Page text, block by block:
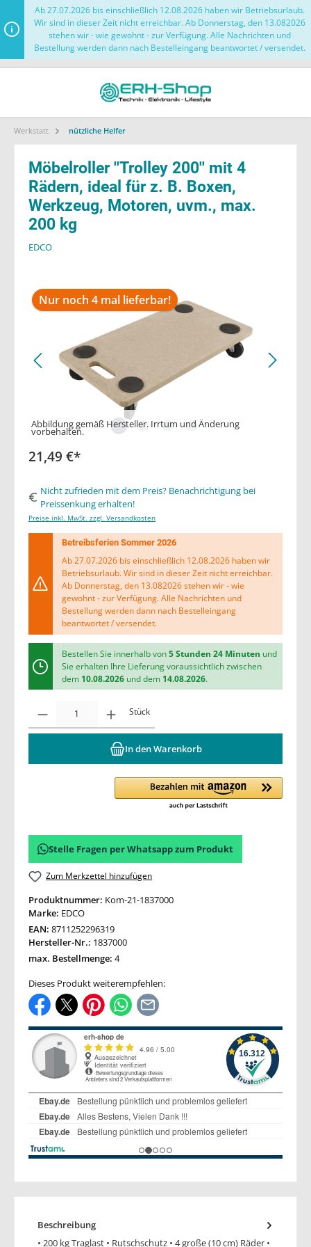
Ab 27.07.2026 bis einschließlich 12.08.2026 haben wir Betriebsurlaub.
Wir sind in dieser Zeit nicht erreichbar. Ab Donnerstag, den 13.082026
stehen wir - wie gewohnt - zur Verfügung. Alle Nachrichten und
Bestellung werden dann nach Bestelleingang beantwortet / versendet.
Werkstatt nützliche Helfer
Möbelroller ''Trolley 200'' mit 4
Rädern, ideal für z. B. Boxen,
Werkzeug, Motoren, uvm., max.
200 kg
EDCO
Nur noch 4 mal lieferbar!
Abbildung gemäß Hersteller. Irrtum und Änderung
vorbehalten.
21,49 €*
Nicht zufrieden mit dem Preis? Benachrichtigung bei
Preissenkung erhalten!
Preise inkl. MwSt. zzgl. Versandkosten
Betreibsferien Sommer 2026
Ab 27.07.2026 bis einschließlich 12.08.2026 haben wir
Betriebsurlaub. Wir sind in dieser Zeit nicht erreichbar.
Ab Donnerstag, den 13.082026 stehen wir - wie
gewohnt - zur Verfügung. Alle Nachrichten und
Bestellung werden dann nach Bestelleingang
beantwortet / versendet.
Bestellen Sie innerhalb von5 Stunden 24 Minuten und
Sie erhalten Ihre Lieferung voraussichtlich zwischen
dem 10.08.2026und dem 14.08.2026.
Stück
In den Warenkorb
Stelle Fragen per Whatsapp zum Produkt
Zum Merkzettel hinzufügen
Produktnummer: Kom-21-1837000
Marke: EDCO
EAN: 8711252296319
Hersteller-Nr.: 1837000
max. Bestellmenge: 4
Dieses Produkt weiterempfehlen:
Beschreibung
• 200 kg Traglast • Rutschschutz • 4 große (10 cm) Räder •